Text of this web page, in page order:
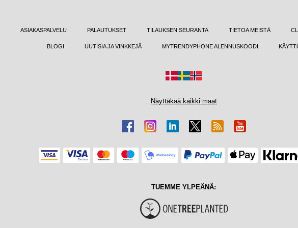
ASIAKASPALVELU PALAUTUKSET TILAUKSEN SEURANTA TIETOA MEISTÄ
BLOGI UUTISIA JA VINKKEJÄ MYTRENDYPHONE ALENNUSKOODI
Näyttäkää kaikki maat
TUEMME YLPEÄNÄ: